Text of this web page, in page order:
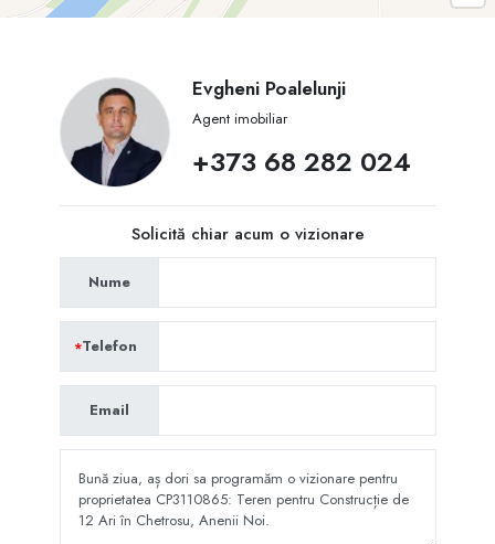
Evgheni Poalelunji
Agent imobiliar
+373 68 282 024
Solicită chiar acum o vizionare
Nume
Telefon
Email